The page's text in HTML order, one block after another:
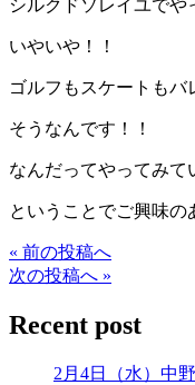
シルクドソレイユでや
いやいや！！
ゴルフもスケートもバ
そうなんです！！
なんだってやってみて
ということでご興味の
« 前の投稿へ
次の投稿へ »
Recent post
2月4日（水）中